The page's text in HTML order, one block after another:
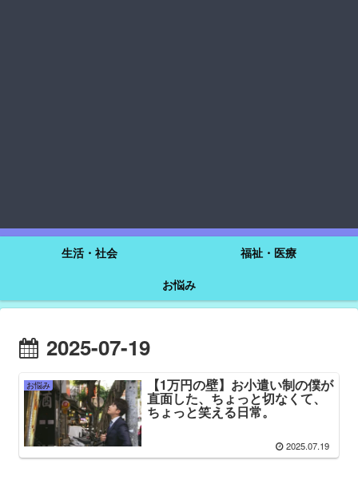
生活・社会
福祉・医療
お悩み
2025-07-19
お悩み 【1万円の壁】お小遣い制の僕が
直面した、ちょっと切なくて、
ちょっと笑える日常。
2025.07.19